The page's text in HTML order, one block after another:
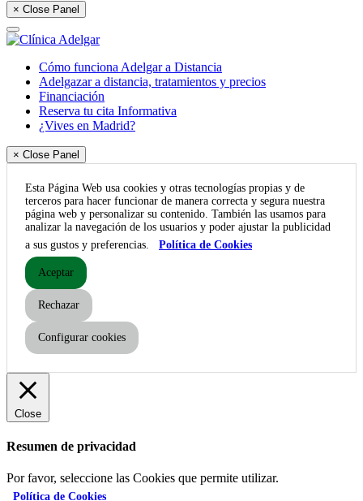
× Close Panel
Cómo funciona Adelgar a Distancia
Adelgazar a distancia, tratamientos y precios
Financiación
Reserva tu cita Informativa
¿Vives en Madrid?
× Close Panel
Esta Página Web usa cookies y otras tecnologías propias y de
terceros para hacer funcionar de manera correcta y segura nuestra
página web y personalizar su contenido. También las usamos para
analizar la navegación de los usuarios y poder ajustar la publicidad
a sus gustos y preferencias.
Política de Cookies
Aceptar
Rechazar
Configurar cookies
Close
Resumen de privacidad
Por favor, seleccione las Cookies que permite utilizar.
Política de Cookies